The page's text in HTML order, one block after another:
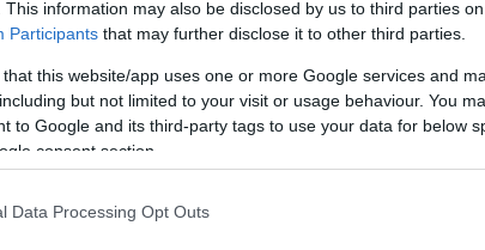
This information may also be disclosed by us to third parties
Participants that may further disclose it to other third parties.
that this website/app uses one or more Google services and
but not limited to your visit or usage behaviour. You
to Google and its third-party tags to use your data for below
consent section.
Data Processing Opt Outs
személyes adataikat meg kell adniuk.
adatokat az igazolványokról, de
a videós azonosításra, amelyet akár
időpontban is elvégezhet az online